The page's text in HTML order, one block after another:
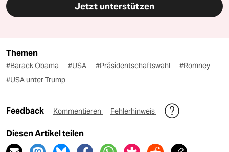
Jetzt unterstützen
Themen
#Barack Obama #USA #Präsidentschaftswahl
#Romney
#USA unter Trump
Feedback Kommentieren Fehlerhinweis
Diesen Artikel teilen